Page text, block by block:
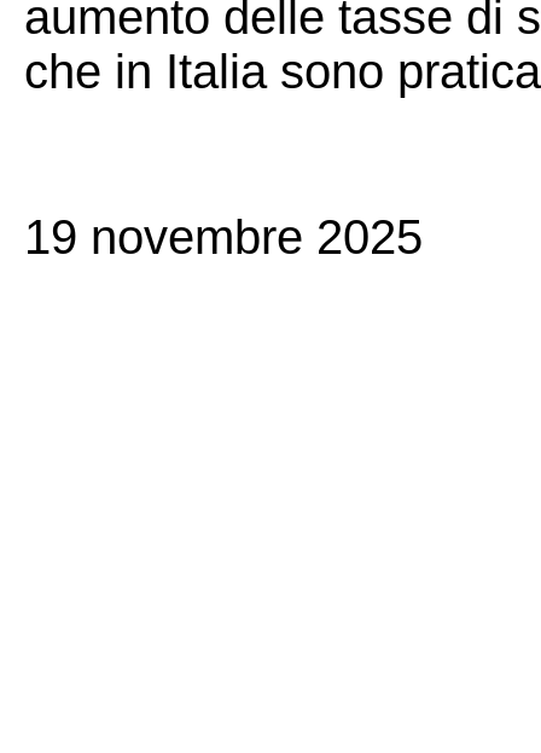
aumento delle tasse di
che in Italia sono
19 novembre 2025